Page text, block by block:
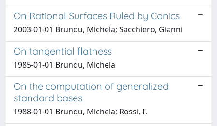
On Rational Surfaces Ruled by Conics
2003-01-01 Brundu, Michela; Sacchiero, Gianni
On tangential flatness
1985-01-01 Brundu, Michela
On the computation of generalized
standard bases
1988-01-01 Brundu, Michela; Rossi, F.